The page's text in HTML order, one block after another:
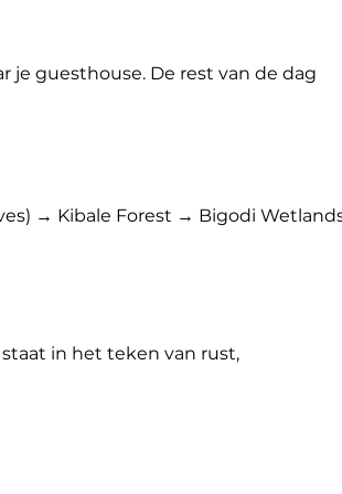
guesthouse. De rest van de dag
wandelsafari bij de
waterervaringen van Oost-Afrika.
→ Kibale Forest → Bigodi
in het teken van rust,